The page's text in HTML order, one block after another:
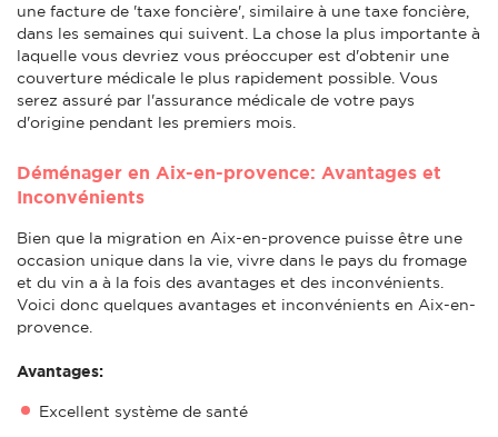
une facture de 'taxe foncière', similaire à une taxe foncière,
dans les semaines qui suivent. La chose la plus importante à
laquelle vous devriez vous préoccuper est d'obtenir une
couverture médicale le plus rapidement possible. Vous
serez assuré par l'assurance médicale de votre pays
d'origine pendant les premiers mois.
Déménager en Aix-en-provence: Avantages et
Inconvénients
Bien que la migration en Aix-en-provence puisse être une
occasion unique dans la vie, vivre dans le pays du fromage
et du vin a à la fois des avantages et des inconvénients.
Voici donc quelques avantages et inconvénients en Aix-en-
provence.
Avantages:
Excellent système de santé